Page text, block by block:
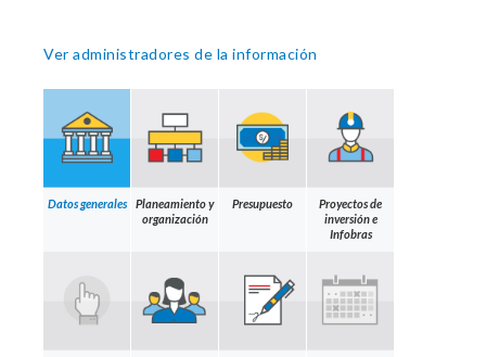
Ver administradores de la información
Datos generales
Planeamiento y
organización
Presupuesto
Proyectos de
inversión e
Infobras